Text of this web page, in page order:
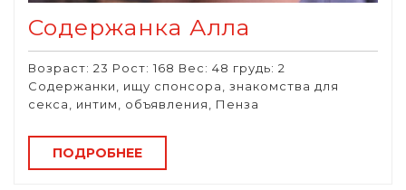
Содержанка Алла
Возраст: 23 Рост: 168 Вес: 48 грудь: 2
Содержанки, ищу спонсора, знакомства для
секса, интим, объявления, Пенза
ПОДРОБНЕЕ